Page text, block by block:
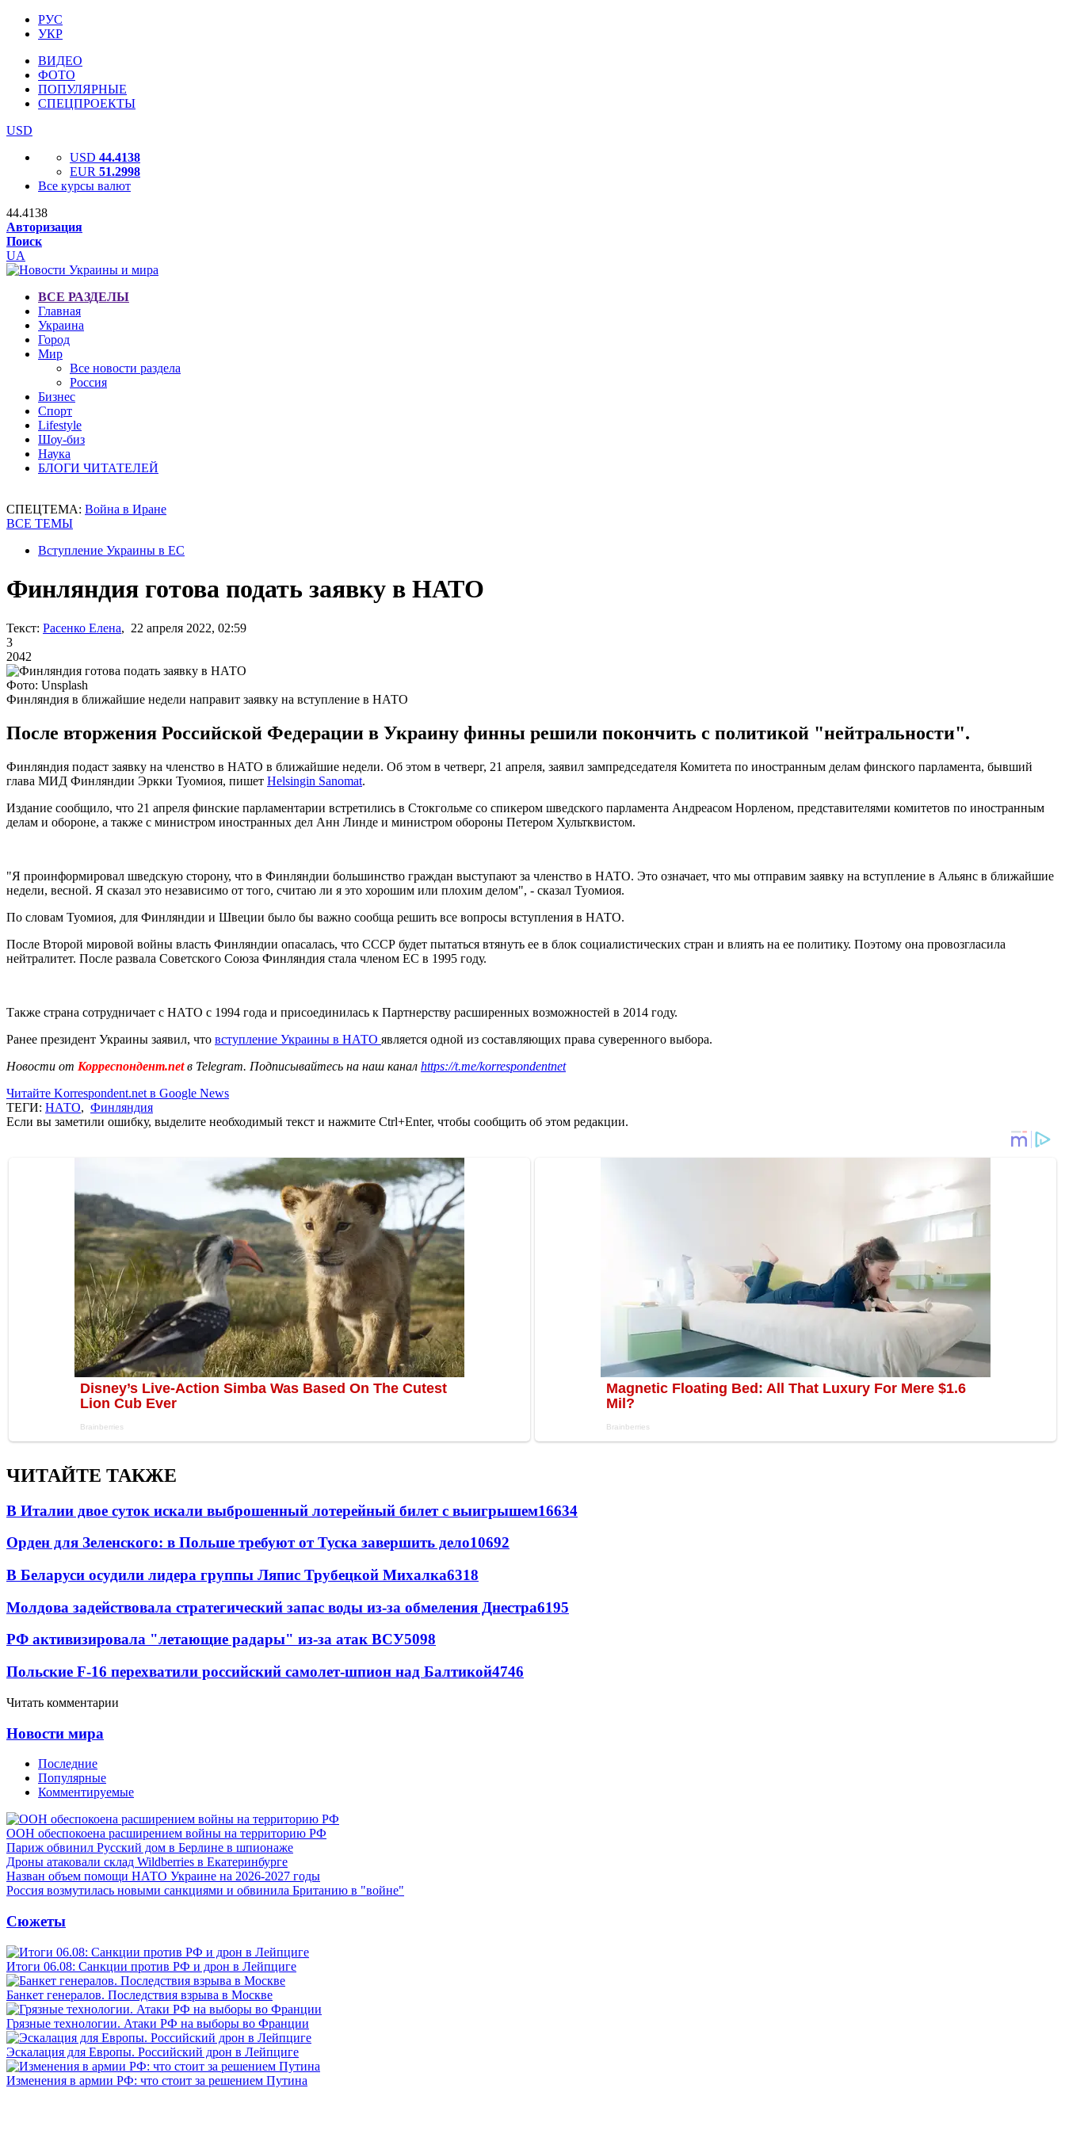
РУС
УКР
ВИДЕО
ФОТО
ПОПУЛЯРНЫЕ
СПЕЦПРОЕКТЫ
USD
USD 44.4138
EUR 51.2998
Все курсы валют
44.4138
Авторизация
Поиск
UA
ВСЕ РАЗДЕЛЫ
Главная
Украина
Город
Мир
Все новости раздела
Россия
Бизнес
Спорт
Lifestyle
Шоу-биз
Наука
БЛОГИ ЧИТАТЕЛЕЙ
СПЕЦТЕМА: Война в Иране
ВСЕ ТЕМЫ
Вступление Украины в ЕС
Финляндия готова подать заявку в НАТО
Текст: Расенко Елена, 22 апреля 2022, 02:59
3
2042
Фото: Unsplash
Финляндия в ближайшие недели направит заявку на вступление в НАТО
После вторжения Российской Федерации в Украину финны решили покончить с политикой "нейтральности".
Финляндия подаст заявку на членство в НАТО в ближайшие недели. Об этом в четверг, 21 апреля, заявил зампредседателя Комитета по иностранным делам финского парламента, бывший
глава МИД Финляндии Эркки Туомиоя, пишет Helsingin Sanomat.
Издание сообщило, что 21 апреля финские парламентарии встретились в Стокгольме со спикером шведского парламента Андреасом Норленом, представителями комитетов по иностранным
делам и обороне, а также с министром иностранных дел Анн Линде и министром обороны Петером Хультквистом.
"Я проинформировал шведскую сторону, что в Финляндии большинство граждан выступают за членство в НАТО. Это означает, что мы отправим заявку на вступление в Альянс в ближайшие
недели, весной. Я сказал это независимо от того, считаю ли я это хорошим или плохим делом", - сказал Туомиоя.
По словам Туомиоя, для Финляндии и Швеции было бы важно сообща решить все вопросы вступления в НАТО.
После Второй мировой войны власть Финляндии опасалась, что СССР будет пытаться втянуть ее в блок социалистических стран и влиять на ее политику. Поэтому она провозгласила
нейтралитет. После развала Советского Союза Финляндия стала членом ЕС в 1995 году.
Также страна сотрудничает с НАТО с 1994 года и присоединилась к Партнерству расширенных возможностей в 2014 году.
Ранее президент Украины заявил, что вступление Украины в НАТО является одной из составляющих права суверенного выбора.
Новости от Корреспондент.netв Telegram. Подписывайтесь на наш канал https://t.me/korrespondentnet
Читайте Korrespondent.net в Google News
ТЕГИ: НАТО, Финляндия
Если вы заметили ошибку, выделите необходимый текст и нажмите Ctrl+Enter, чтобы сообщить об этом редакции.
ЧИТАЙТЕ ТАКЖЕ
В Италии двое суток искали выброшенный лотерейный билет с выигрышем16634
Орден для Зеленского: в Польше требуют от Туска завершить дело10692
В Беларуси осудили лидера группы Ляпис Трубецкой Михалка6318
Молдова задействовала стратегический запас воды из-за обмеления Днестра6195
РФ активизировала "летающие радары" из-за атак ВСУ5098
Польские F-16 перехватили российский самолет-шпион над Балтикой4746
Читать комментарии
Новости мира
Последние
Популярные
Комментируемые
ООН обеспокоена расширением войны на территорию РФ
Париж обвинил Русский дом в Берлине в шпионаже
Дроны атаковали склад Wildberries в Екатеринбурге
Назван объем помощи НАТО Украине на 2026-2027 годы
Россия возмутилась новыми санкциями и обвинила Британию в "войне"
Сюжеты
Итоги 06.08: Санкции против РФ и дрон в Лейпциге
Банкет генералов. Последствия взрыва в Москве
Грязные технологии. Атаки РФ на выборы во Франции
Эскалация для Европы. Российский дрон в Лейпциге
Изменения в армии РФ: что стоит за решением Путина